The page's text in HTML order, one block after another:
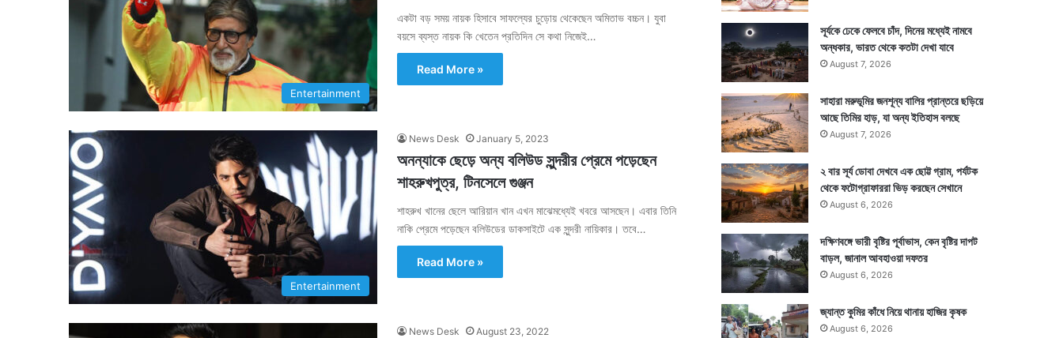
Entertainment
একটা বড় সময় নায়ক হিসাবে সাফল্যের চুড়োয় থেকেছেন অমিতাভ বচ্চন। যুবা
বয়সে ব্যস্ত নায়ক কি খেতেন প্রতিদিন সে কথা নিজেই…
Read More »
Entertainment
News Desk January 5, 2023
অনন্যাকে ছেড়ে অন্য বলিউড সুন্দরীর প্রেমে পড়েছেন
শাহরুখপুত্র, টিনসেলে গুঞ্জন
শাহরুখ খানের ছেলে আরিয়ান খান এখন মাঝেমধ্যেই খবরে আসছেন। এবার তিনি
নাকি প্রেমে পড়েছেন বলিউডের ডাকসাইটে এক সুন্দরী নায়িকার। তবে…
Read More »
News Desk August 23, 2022
সূর্যকে ঢেকে ফেলবে চাঁদ, দিনের মধ্যেই নামবে
অন্ধকার, ভারত থেকে কতটা দেখা যাবে
August 7, 2026
সাহারা মরুভূমির জনশূন্য বালির প্রান্তরে ছড়িয়ে
আছে তিমির হাড়, যা অন্য ইতিহাস বলছে
August 7, 2026
২ বার সূর্য ডোবা দেখবে এক ছোট্ট গ্রাম, পর্যটক
থেকে ফটোগ্রাফাররা ভিড় করছেন সেখানে
August 6, 2026
দক্ষিণবঙ্গে ভারী বৃষ্টির পূর্বাভাস, কেন বৃষ্টির দাপট
বাড়ল, জানাল আবহাওয়া দফতর
August 6, 2026
জ্যান্ত কুমির কাঁধে নিয়ে থানায় হাজির কৃষক
August 6, 2026